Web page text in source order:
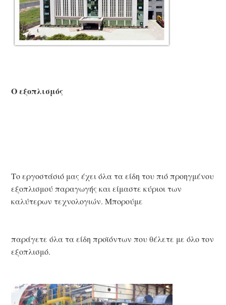
Ο εξοπλισμός
Το εργοστάσιό μας έχει όλα τα είδη τουπιό προηγμένου
εξοπλισμού παραγωγής και είμαστε κύριοι των
καλύτερων τεχνολογιών. Μπορούμε
παράγετε όλα τα είδη προϊόντων που θέλετε με όλο τον
εξοπλισμό.